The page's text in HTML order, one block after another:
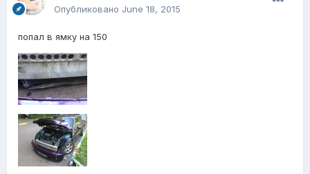
Опубликовано June 18, 2015
попал в ямку на 150